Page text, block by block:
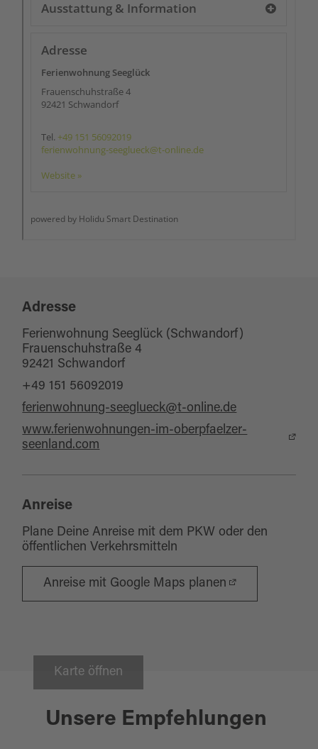
Adresse
Ferienwohnung Seeglück (Schwandorf)
Frauenschuhstraße 4
92421 Schwandorf
+49 151 56092019
ferienwohnung-seeglueck@t-online.de
www.ferienwohnungen-im-oberpfaelzer-
seenland.com
Anreise
Plane Deine Anreise mit dem PKW oder den
öffentlichen Verkehrsmitteln
Anreise mit Google Maps planen
Karte öffnen
Unsere Empfehlungen
Schwandorf
PETER UND PAUL